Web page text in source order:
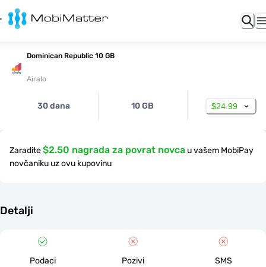
Dominican Republic 10 GB
Airalo
30 dana 10 GB $24.99
Zaradite$2.50 nagrada za povrat novca u vašem MobiPay
novčaniku uz ovu kupovinu
Detalji
Podaci Pozivi SMS